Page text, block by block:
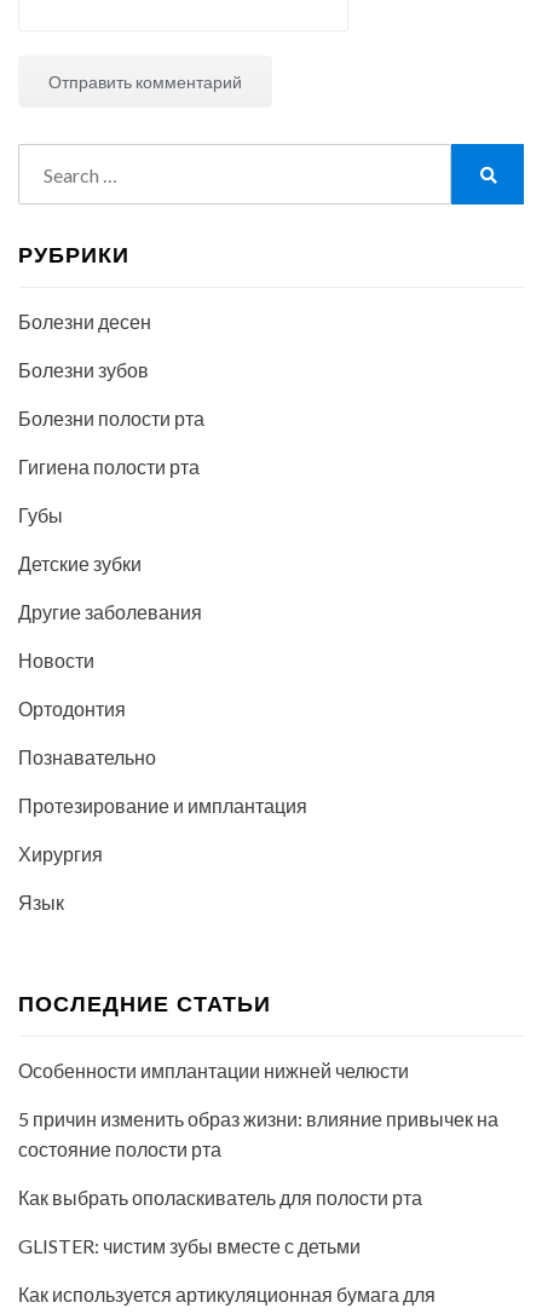
for:
РУБРИКИ
Болезни десен
Болезни зубов
Болезни полости рта
Гигиена полости рта
Губы
Детские зубки
Другие заболевания
Новости
Ортодонтия
Познавательно
Протезирование и имплантация
Хирургия
Язык
ПОСЛЕДНИЕ СТАТЬИ
Особенности имплантации нижней челюсти
5 причин изменить образ жизни: влияние привычек на
состояние полости рта
Как выбрать ополаскиватель для полости рта
GLISTER: чистим зубы вместе с детьми
Как используется артикуляционная бумага для